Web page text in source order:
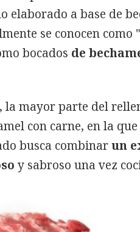
elaborado a base de
se conocen como
bocados de
la mayor parte del
con carne, en la
busca combinarun
y sabroso una vez